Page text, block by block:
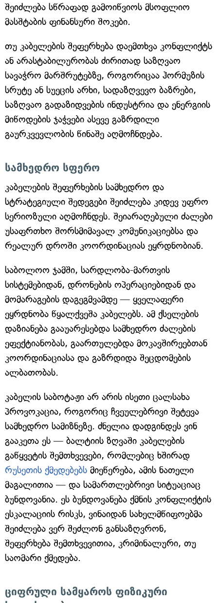
შეიძლება სწრაფად გამოიწვიოს მსოფლიო
მასშტაბის ფინანსური შოკები.
თუ კაბელების შეფერხება დაემთხვა კონფლიქტს
ან არასტაბილურობას ძირითად საზღვაო
სავაჭრო მარშრუტებზე, როგორიცაა ჰორმუზის
სრუტე ან სუეცის არხი, სადაზღვევო ბაზრები,
საზღვაო გადაზიდვების ინდუსტრია და ენერგიის
მიწოდების ჯაჭვები ასევე გაზრდილი
გაურკვევლობის წინაშე აღმოჩნდება.
სამხედრო სფერო
კაბელების შეფერხების სამხედრო და
სტრატეგიული შედეგები შეიძლება კიდევ უფრო
სერიოზული აღმოჩნდეს. შეიარაღებული ძალები
უსაფრთხო შორსმიმავალ კომუნიკაციებსა და
რეალურ დროში კოორდინაციას ეყრდნობიან.
საბოლოო ჯამში, სარდლობა-მართვის
სისტემებიდან, დრონების ოპერაციებიდან და
მომარაგების დაგეგმვამდე — ყველაფერი
ეყრდნობა წყალქვეშა კაბელებს. ამ ქსელების
დაზიანება გააუარესებდა სამხედრო ძალების
ეფექტიანობას, გაართულებდა მოკავშირეებთან
კოორდინაციასა და გაზრდიდა შეცდომების
ალბათობას.
კაბელის საბოტაჟი არ არის ისეთი ცალსახა
პროვოკაცია, როგორიც ჩვეულებრივი შეტევა
სამხედრო სამიზნეზე. ძნელია დადგინდეს ვინ
გააკეთა ეს — ბალტიის ზღვაში კაბელების
გაწყვეტის შემთხვევები, რომლებიც ხშირად
რუსეთის ქმედებებს მიეწერება, ამის ნათელი
მაგალითია — და სამართლებრივი სიტუაციაც
ბუნდოვანია. ეს ბუნდოვანება ქმნის კონფლიქტის
ესკალაციის რისკს, ვინაიდან სახელმწიფოებმა
შეიძლება ვერ შეძლონ განსაზღვრონ,
შეფერხება შემთხვევითია, კრიმინალური, თუ
საომარი ქმედება.
ციფრული სამყაროს ფიზიკური